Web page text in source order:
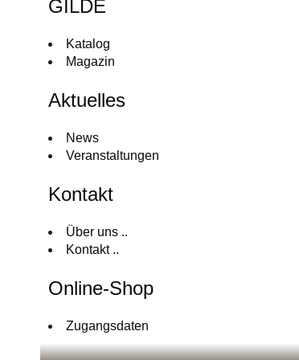
GILDE
Katalog
Magazin
Aktuelles
News
Veranstaltungen
Kontakt
Über uns ..
Kontakt ..
Online-Shop
Zugangsdaten